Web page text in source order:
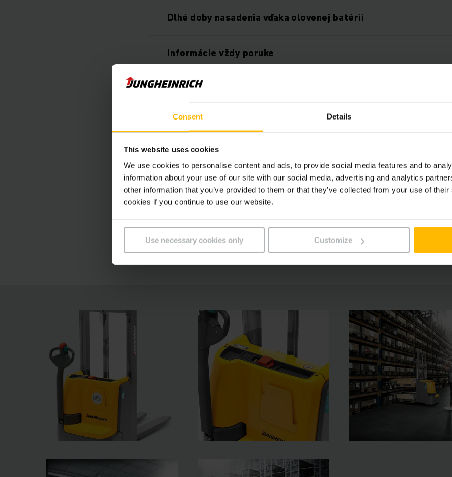
Consent Details
This website uses cookies
We use cookies to personalise content and ads, to provide social media features and to
information about your use of our site with our social media, advertising and analytics
other information that you’ve provided to them or that they’ve collected from your use of
cookies if you continue to use our website.
Use necessary cookies only Customize
Dlhé doby nasadenia vďaka olovenej batérii
Informácie vždy poruke
Obratný a kompaktný
Konštrukcia umožňujúca jednoduchý servis
Praktické odkladacie plochy
Doplnkové výbavy